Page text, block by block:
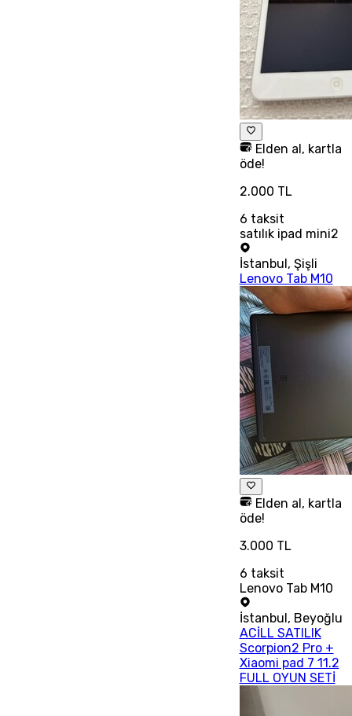
Elden al, kartla
öde!
2.000 TL
6 taksit
satılık ipad mini2
İstanbul, Şişli
Lenovo Tab M10
Elden al, kartla
öde!
3.000 TL
6 taksit
Lenovo Tab M10
İstanbul, Beyoğlu
ACİLL SATILIK
Scorpion2 Pro +
Xiaomi pad 7 11.2
FULL OYUN SETİ